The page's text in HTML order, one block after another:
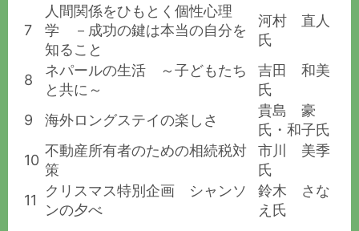
7
人間関係をひもとく個性心理
学 －成功の鍵は本当の自分を
知ること
河村 直人
氏
8
ネパールの生活 ～子どもたち
と共に～
吉田 和美
氏
9
海外ロングステイの楽しさ
貴島 豪
氏・和子氏
10
不動産所有者のための相続税対
策
市川 美季
氏
11
クリスマス特別企画 シャンソ
ンの夕べ
鈴木 さな
え氏